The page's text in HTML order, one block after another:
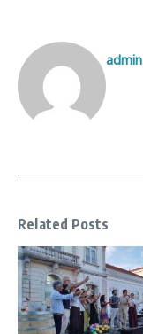
admin
Related Posts